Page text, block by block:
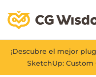
¡Descubre el mejor
SketchUp: Custom